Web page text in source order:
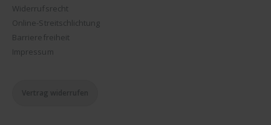
Widerrufsrecht
Online-Streitschlichtung
Barrierefreiheit
Impressum
Vertrag widerrufen